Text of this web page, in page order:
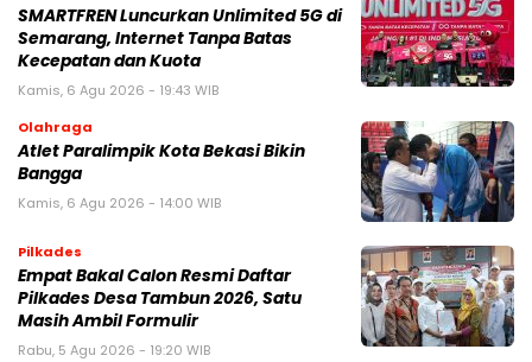
SMARTFREN Luncurkan Unlimited 5G di
Semarang, Internet Tanpa Batas
Kecepatan dan Kuota
Kamis, 6 Agu 2026 - 19:43 WIB
Olahraga
Atlet Paralimpik Kota Bekasi Bikin
Bangga
Kamis, 6 Agu 2026 - 14:00 WIB
Pilkades
Empat Bakal Calon Resmi Daftar
Pilkades Desa Tambun 2026, Satu
Masih Ambil Formulir
Rabu, 5 Agu 2026 - 19:20 WIB